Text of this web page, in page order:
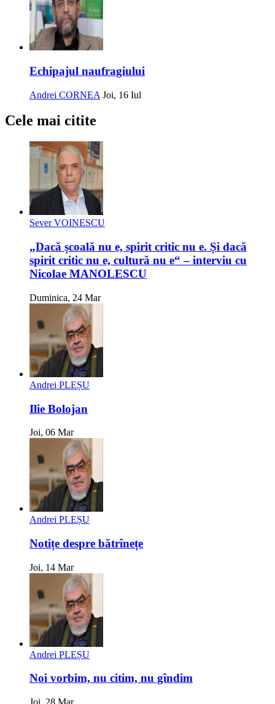
Echipajul naufragiului
Andrei CORNEA Joi, 16 Iul
Cele mai citite
Sever VOINESCU
„Dacă școală nu e, spirit critic nu e. Și dacă
spirit critic nu e, cultură nu e“ – interviu cu
Nicolae MANOLESCU
Duminica, 24 Mar
Andrei PLEȘU
Ilie Bolojan
Joi, 06 Mar
Andrei PLEȘU
Notițe despre bătrînețe
Joi, 14 Mar
Andrei PLEȘU
Noi vorbim, nu citim, nu gîndim
Joi, 28 Mar